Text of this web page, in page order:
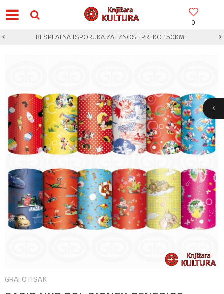
0
BESPLATNA ISPORUKA ZA IZNOSE PREKO 150KM!
GRAFOTISAK